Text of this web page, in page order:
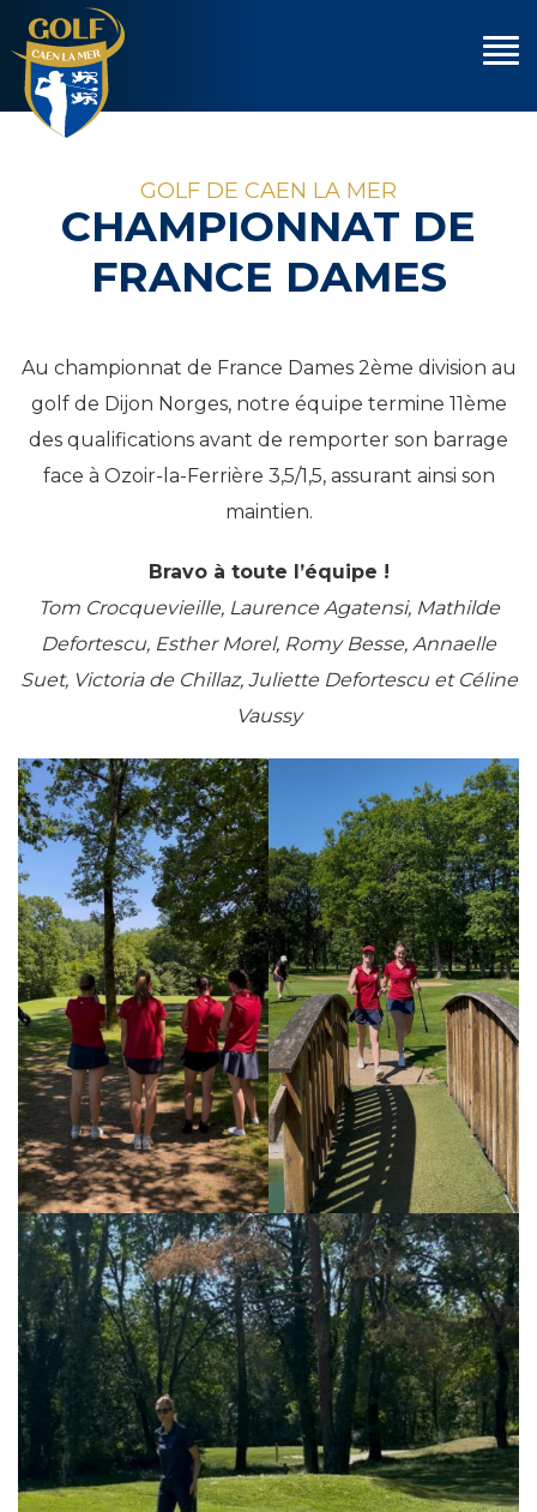
GOLF DE CAEN LA MER
CHAMPIONNAT DE
FRANCE DAMES
Au championnat de France Dames 2ème division au
golf de Dijon Norges, notre équipe termine 11ème
des qualifications avant de remporter son barrage
face à Ozoir-la-Ferrière 3,5/1,5, assurant ainsi son
maintien.
Bravo à toute l’équipe !
Tom Crocquevieille, Laurence Agatensi, Mathilde
Defortescu, Esther Morel, Romy Besse, Annaelle
Suet, Victoria de Chillaz, Juliette Defortescu et Céline
Vaussy